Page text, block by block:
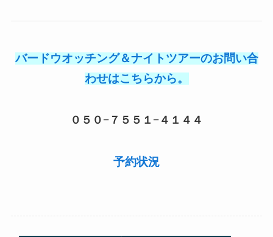
バードウオッチング＆ナイトツアーのお問い合
わせはこちらから。
０５０−７５５１−４１４４
予約状況